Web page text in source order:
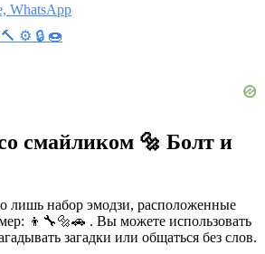
WhatsApp
⚙️ 🔒 🍩
смайликом 🔩 Болт и
лишь набор эмодзи, расположенные
👦🔧🔩🚗 . Вы можете использовать
загадки или общаться без слов.